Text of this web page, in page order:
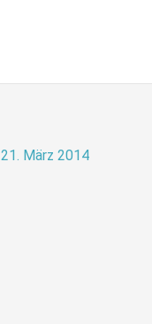
21. März 2014